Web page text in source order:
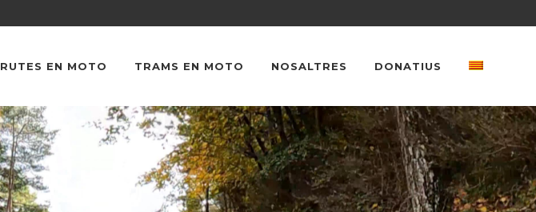
RUTES EN MOTO TRAMS EN MOTO NOSALTRES DONATIUS